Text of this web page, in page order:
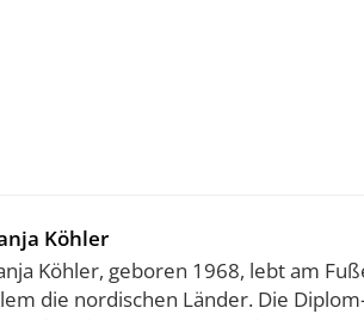
Köhler
Köhler, geboren 1968, lebt am
die nordischen Länder. Die